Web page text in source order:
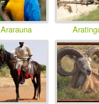
Ararauna